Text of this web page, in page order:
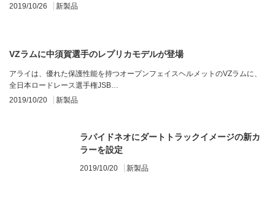
2019/10/26
新製品
VZラムに中須賀選手のレプリカモデルが登場
アライは、優れた保護性能を持つオープンフェイスヘルメットのVZラムに、
全日本ロードレース選手権JSB…
2019/10/20
新製品
ラパイドネオにダートトラックイメージの新カ
ラーを設定
2019/10/20 新製品